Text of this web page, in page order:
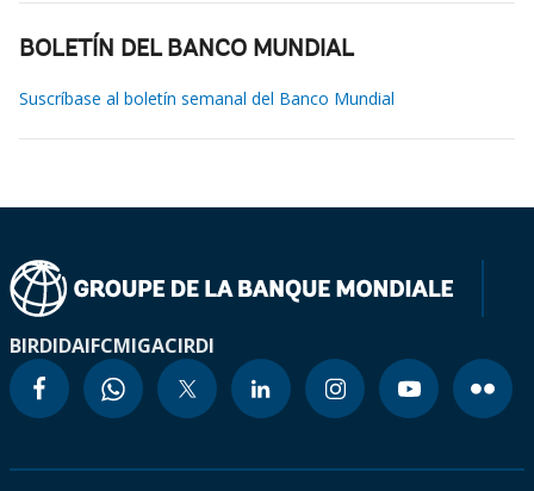
BOLETÍN DEL BANCO MUNDIAL
Suscríbase al boletín semanal del Banco Mundial
BIRDIDAIFCMIGACIRDI